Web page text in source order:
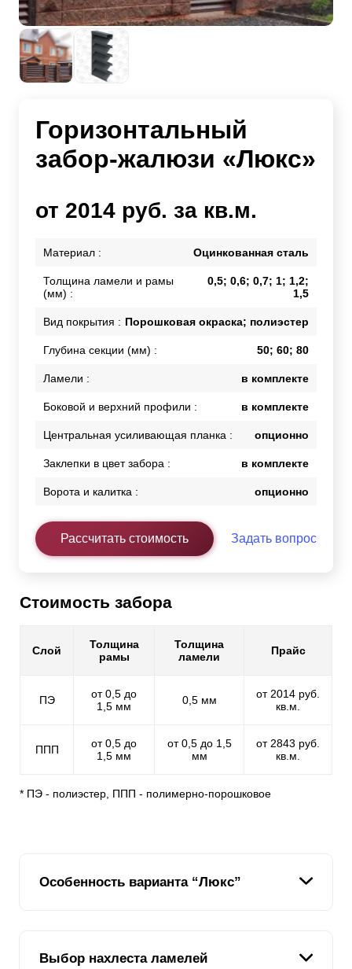
Горизонтальный
забор-жалюзи «Люкс»
от 2014 руб. за кв.м.
Материал : Оцинкованная сталь
Толщина ламели и рамы
(мм) :
0,5; 0,6; 0,7; 1; 1,2;
1,5
Вид покрытия : Порошковая окраска; полиэстер
Глубина секции (мм) : 50; 60; 80
Ламели : в комплекте
Боковой и верхний профили : в комплекте
Центральная усиливающая планка : опционно
Заклепки в цвет забора : в комплекте
Ворота и калитка : опционно
Рассчитать стоимость Задать вопрос
Стоимость забора
Слой
Толщина
рамы
Толщина
ламели
Прайс
ПЭ
от 0,5 до
1,5 мм
0,5 мм
от 2014 руб.
кв.м.
ППП
от 0,5 до
1,5 мм
от 0,5 до 1,5
мм
от 2843 руб.
кв.м.
* ПЭ - полиэстер, ППП - полимерно-порошковое
Особенность варианта “Люкс”
В отличие от предыдущих версий, которые
Выбор нахлеста ламелей